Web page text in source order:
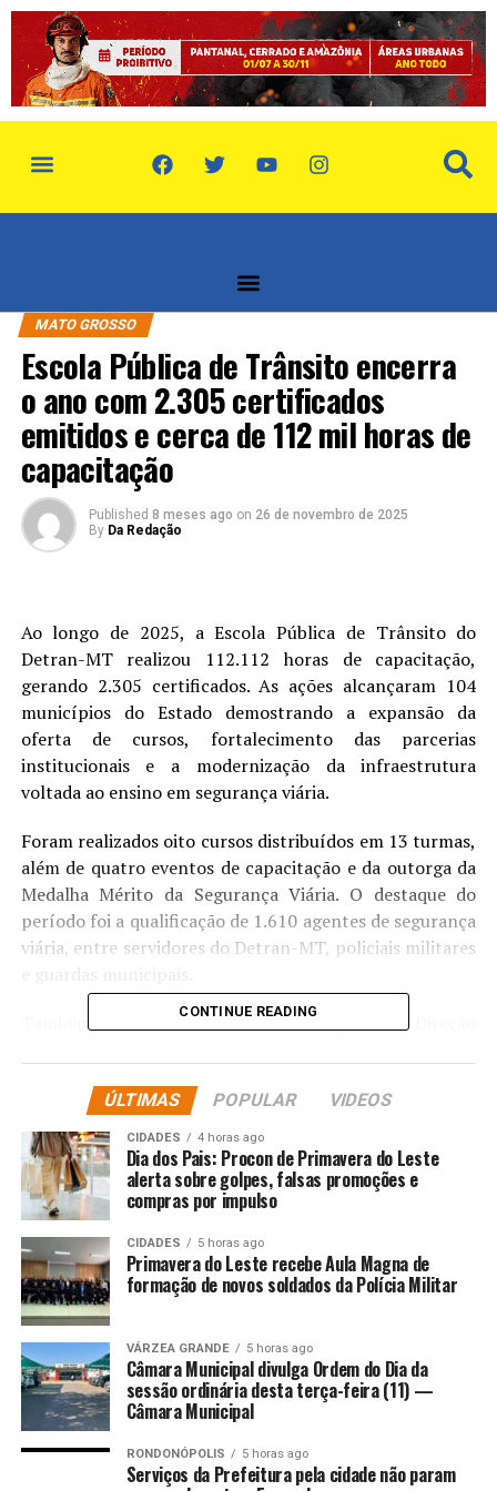
MATO GROSSO
Escola Pública de Trânsito encerra
o ano com 2.305 certificados
emitidos e cerca de 112 mil horas de
capacitação
Published 8 meses ago on 26 de novembro de 2025
By Da Redação
Ao longo de 2025, a Escola Pública de Trânsito do
Detran-MT realizou 112.112 horas de capacitação,
gerando 2.305 certificados. As ações alcançaram 104
municípios do Estado demostrando a expansão da
oferta de cursos, fortalecimento das parcerias
institucionais e a modernização da infraestrutura
voltada ao ensino em segurança viária.
Foram realizados oito cursos distribuídos em 13 turmas,
além de quatro eventos de capacitação e da outorga da
Medalha Mérito da Segurança Viária. O destaque do
período foi a qualificação de 1.610 agentes de segurança
viária, entre servidores do Detran-MT, policiais militares
Também foram realizadas capacitações de Direção
Veicular, em modalidades presenciais, remotas, EaD e
híbridas.
Curso Noções de Técnicas de Controle e Submissão
O ano também foi marcado pela regulamentação do
cadastro de professores e pelos avanços relacionados à
remuneração da hora-aula, alinhados à nova legislação
estadual sobre serviços instrutórios.
“Os resultados apresentados reforçam o papel
estratégico da Escola Pública de Trânsito na
consolidação de políticas educativas voltadas à
segurança viária e na implementação de ações alinhadas
CONTINUE READING
ÚLTIMAS POPULAR VIDEOS
CIDADES 4 horas ago
Dia dos Pais: Procon de Primavera do Leste
alerta sobre golpes, falsas promoções e
compras por impulso
CIDADES 5 horas ago
Primavera do Leste recebe Aula Magna de
formação de novos soldados da Polícia Militar
VÁRZEA GRANDE 5 horas ago
Câmara Municipal divulga Ordem do Dia da
sessão ordinária desta terça-feira (11) —
Câmara Municipal
RONDONÓPOLIS 5 horas ago
Serviços da Prefeitura pela cidade não param